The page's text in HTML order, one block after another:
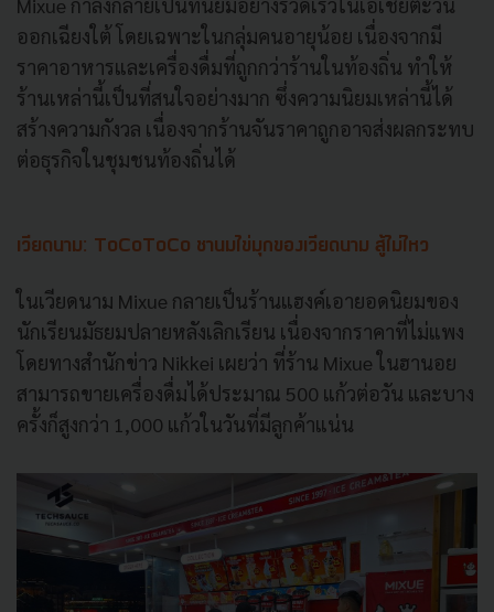
ออกเฉียงใต้ โดยเฉพาะในกลุ่มคนอายุน้อย เนื่องจากมี
ราคาอาหารและเครื่องดื่มที่ถูกกว่าร้านในท้องถิ่น ทำให้
ร้านเหล่านี้เป็นที่สนใจอย่างมาก ซึ่งความนิยมเหล่านี้ได้
สร้างความกังวล เนื่องจากร้านจันราคาถูกอาจส่งผลกระทบ
ต่อธุรกิจในชุมชนท้องถิ่นได้
เวียดนาม: ToCoToCo ชานมไข่มุกของเวียดนาม สู้ไม่ไหว
ในเวียดนาม Mixue กลายเป็นร้านแฮงค์เอายอดนิยมของ
นักเรียนมัธยมปลายหลังเลิกเรียน เนื่องจากราคาที่ไม่แพง
โดยทางสำนักข่าว Nikkei เผยว่า ที่ร้าน Mixue ในฮานอย
สามารถขายเครื่องดื่มได้ประมาณ 500 แก้วต่อวัน และบาง
ครั้งก็สูงกว่า 1,000 แก้วในวันที่มีลูกค้าแน่น